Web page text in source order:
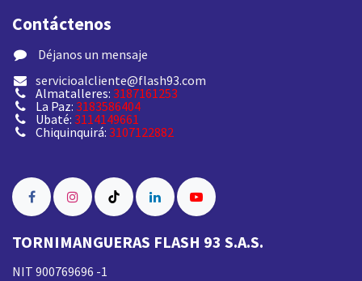
Contáctenos
​ Déjanos un mensaje
servicioalcliente@flash93.com
Almatalleres: 3187161253
La Paz: 3183586404
Ubaté: 3114149661
Chiquinquirá: 3107122882
TORNIMANGUERAS FLASH 93 S.A.S.
NIT 900769696 -1